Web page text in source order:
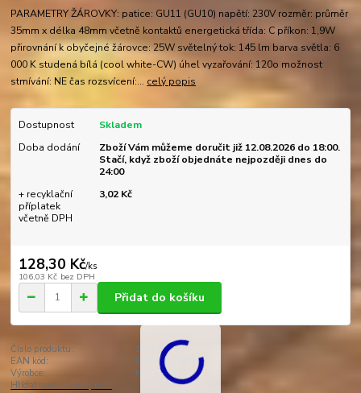
PARAMETRY ŽÁROVKY: patice: GU11 (GU10) napětí: 230V rozměr: průměr
35mm x délka 48mm včetně kontaktů energetická třída: C příkon: 1,9W
přirovnání k obyčejné žárovce: 25W světelný tok: 145 lm barva světla: 6
000 K studená bílá (cool white-CW) úhel vyzařování: 120o možnost
stmívání: NE čas rozsvícení:... celý popis
Dostupnost
Skladem
Doba dodání
Zboží Vám můžeme doručit již 12.08.2026 do 18:00.
Stačí, když zboží objednáte nejpozději dnes do
24:00
+ recyklační
příplatek
včetně DPH
3,02 Kč
128,30 Kč/ks
106,03 Kč bez DPH
Přidat do košíku
Číslo produktu:
1452
EAN kód:
5901812461452
Výrobce:
MAX-LED
Hlídat cenu / dostupnost